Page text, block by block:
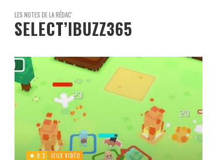
LES NOTES DE LA RÉDAC'
SELECT’IBUZZ365
8.3 JEUX VIDÉO